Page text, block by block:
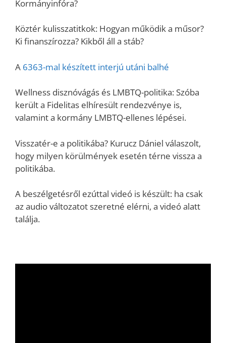
Kormányinfóra?
Köztér kulisszatitkok: Hogyan működik a műsor?
Ki finanszírozza? Kikből áll a stáb?
A 6363-mal készített interjú utáni balhé
Wellness disznóvágás és LMBTQ-politika: Szóba
került a Fidelitas elhíresült rendezvénye is,
valamint a kormány LMBTQ-ellenes lépései.
Visszatér-e a politikába? Kurucz Dániel válaszolt,
hogy milyen körülmények esetén térne vissza a
politikába.
A beszélgetésről ezúttal videó is készült: ha csak
az audio változatot szeretné elérni, a videó alatt
találja.